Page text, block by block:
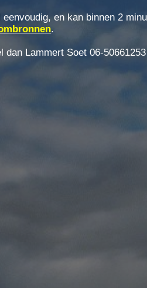
en kan binnen 2
.
dan Lammert Soet 06-50661253